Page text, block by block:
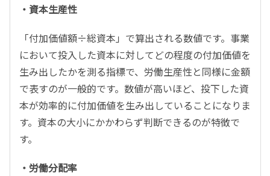
・資本生産性
「付加価値額÷総資本」で算出される数値です。事業
において投入した資本に対してどの程度の付加価値を
生み出したかを測る指標で、労働生産性と同様に金額
で表すのが一般的です。数値が高いほど、投下した資
本が効率的に付加価値を生み出していることになりま
す。資本の大小にかかわらず判断できるのが特徴で
す。
・労働分配率